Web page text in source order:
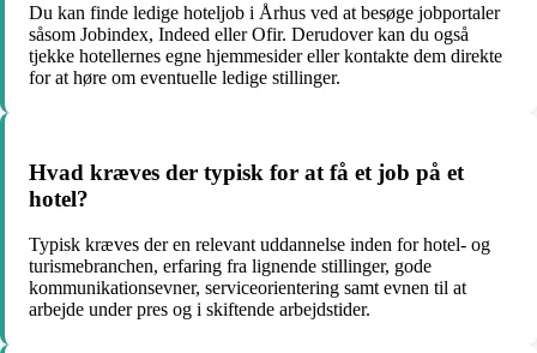
Du kan finde ledige hoteljob i Århus ved at besøge jobportaler
såsom Jobindex, Indeed eller Ofir. Derudover kan du også
tjekke hotellernes egne hjemmesider eller kontakte dem direkte
for at høre om eventuelle ledige stillinger.
Hvad kræves der typisk for at få et job på et
hotel?
Typisk kræves der en relevant uddannelse inden for hotel- og
turismebranchen, erfaring fra lignende stillinger, gode
kommunikationsevner, serviceorientering samt evnen til at
arbejde under pres og i skiftende arbejdstider.